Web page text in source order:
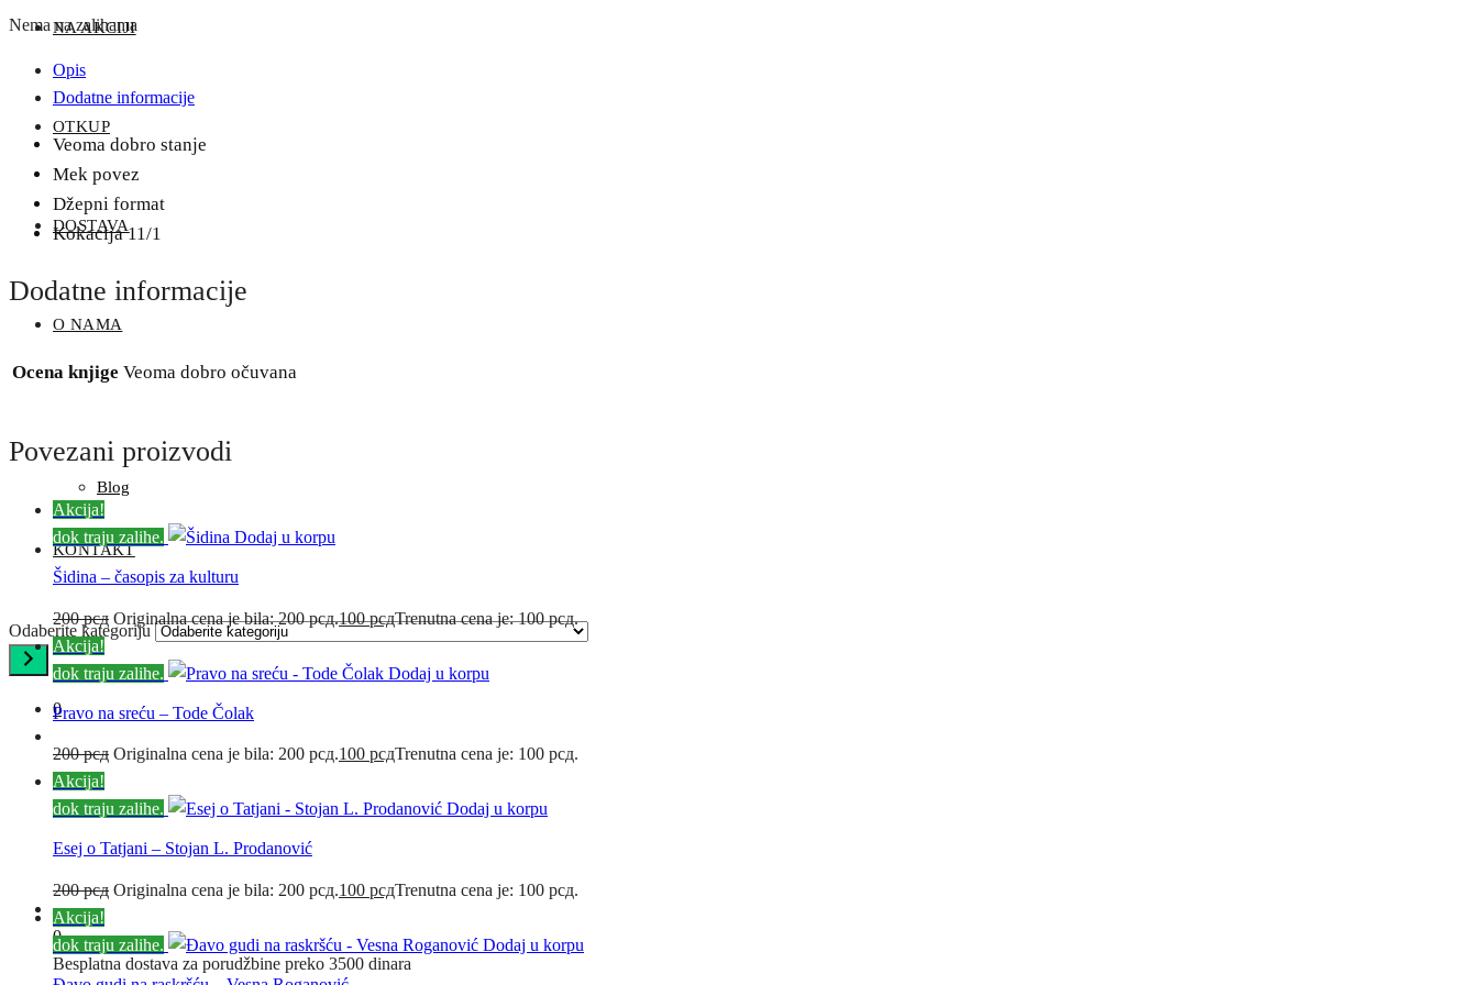
NA AKCIJI
OTKUP
DOSTAVA
O NAMA
Blog
KONTAKT
Odaberite kategoriju
0
0
Besplatna dostava za porudžbine preko 3500 dinara
Nema na zalihama
Opis
Dodatne informacije
Veoma dobro stanje
Mek povez
Džepni format
Kokacija 11/1
Dodatne informacije
Ocena knjige Veoma dobro očuvana
Povezani proizvodi
Akcija!
dok traju zalihe.
Dodaj u korpu
Šidina – časopis za kulturu
200рсд Originalna cena je bila: 200 рсд.100рсдTrenutna cena je: 100 рсд.
Akcija!
dok traju zalihe.
Dodaj u korpu
Pravo na sreću – Tode Čolak
200рсд Originalna cena je bila: 200 рсд.100 рсдTrenutna cena je: 100 рсд.
Akcija!
dok traju zalihe.
Dodaj u korpu
Esej o Tatjani – Stojan L. Prodanović
200рсд Originalna cena je bila: 200 рсд.100 рсдTrenutna cena je: 100 рсд.
Akcija!
dok traju zalihe.
Dodaj u korpu